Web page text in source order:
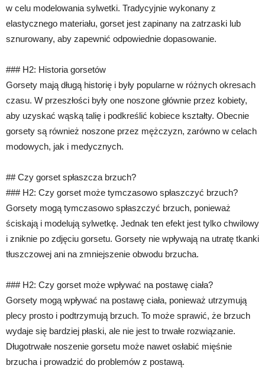
w celu modelowania sylwetki. Tradycyjnie wykonany z
elastycznego materiału, gorset jest zapinany na zatrzaski lub
sznurowany, aby zapewnić odpowiednie dopasowanie.
### H2: Historia gorsetów
Gorsety mają długą historię i były popularne w różnych okresach
czasu. W przeszłości były one noszone głównie przez kobiety,
aby uzyskać wąską talię i podkreślić kobiece kształty. Obecnie
gorsety są również noszone przez mężczyzn, zarówno w celach
modowych, jak i medycznych.
## Czy gorset spłaszcza brzuch?
### H2: Czy gorset może tymczasowo spłaszczyć brzuch?
Gorsety mogą tymczasowo spłaszczyć brzuch, ponieważ
ściskają i modelują sylwetkę. Jednak ten efekt jest tylko chwilowy
i zniknie po zdjęciu gorsetu. Gorsety nie wpływają na utratę tkanki
tłuszczowej ani na zmniejszenie obwodu brzucha.
### H2: Czy gorset może wpływać na postawę ciała?
Gorsety mogą wpływać na postawę ciała, ponieważ utrzymują
plecy prosto i podtrzymują brzuch. To może sprawić, że brzuch
wydaje się bardziej płaski, ale nie jest to trwałe rozwiązanie.
Długotrwałe noszenie gorsetu może nawet osłabić mięśnie
brzucha i prowadzić do problemów z postawą.